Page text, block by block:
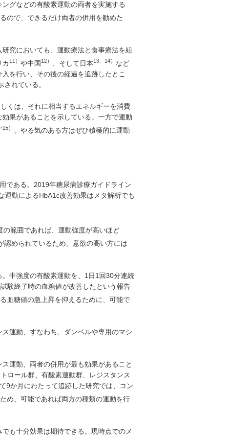
グなどの有酸素運動の両者を実施する
ので、できるだけ両者の併用を勧めた
究においても、運動療法と食事療法を組
カ 11） や中国 12） 、そして日本13、14） など
を行い、その後の経過を追跡したとこ
れている。
くは、それに相当するエネルギーを消費
果があることを示している。一方で運動
15）
、やる気のある方はぜひ積極的に運動
である。2019年糖尿病診療ガイドライン
運動によるHbA1c改善効果はメタ解析でも
範囲であれば、運動強度が高いほど
認められているため、意欲の高い方には
中強度の有酸素運動を、1日1回30分連続
験終了時の血糖値が改善したという報告
血糖値の急上昇を抑えるために、可能で
運動、すなわち、ダンベルや専用のマシ
運動、両者の併用が最も効果があること
ロール群、有酸素運動群、レジスタンス
9か月にわたって追跡した研究では、コン
め、可能であれば両方の種類の運動を行
も十分効果は期待できる。現時点でのメ